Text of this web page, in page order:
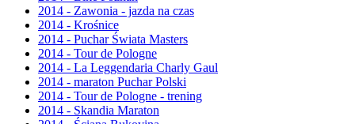
2014 - Zawonia - jazda na czas
2014 - Krośnice
2014 - Puchar Świata Masters
2014 - Tour de Pologne
2014 - La Leggendaria Charly Gaul
2014 - maraton Puchar Polski
2014 - Tour de Pologne - trening
2014 - Skandia Maraton